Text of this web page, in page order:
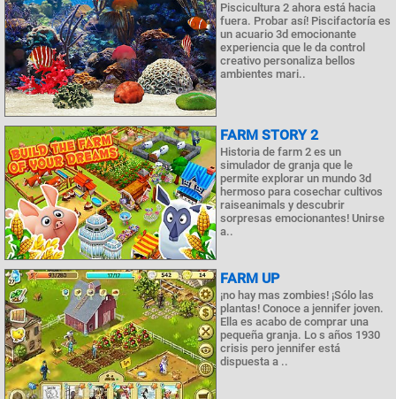
Piscicultura 2 ahora está hacia
fuera. Probar así! Piscifactoría es
un acuario 3d emocionante
experiencia que le da control
creativo personaliza bellos
ambientes mari..
FARM STORY 2
Historia de farm 2 es un
simulador de granja que le
permite explorar un mundo 3d
hermoso para cosechar cultivos
raiseanimals y descubrir
sorpresas emocionantes! Unirse
a..
FARM UP
¡no hay mas zombies! ¡Sólo las
plantas! Conoce a jennifer joven.
Ella es acabo de comprar una
pequeña granja. Lo s años 1930
crisis pero jennifer está
dispuesta a ..